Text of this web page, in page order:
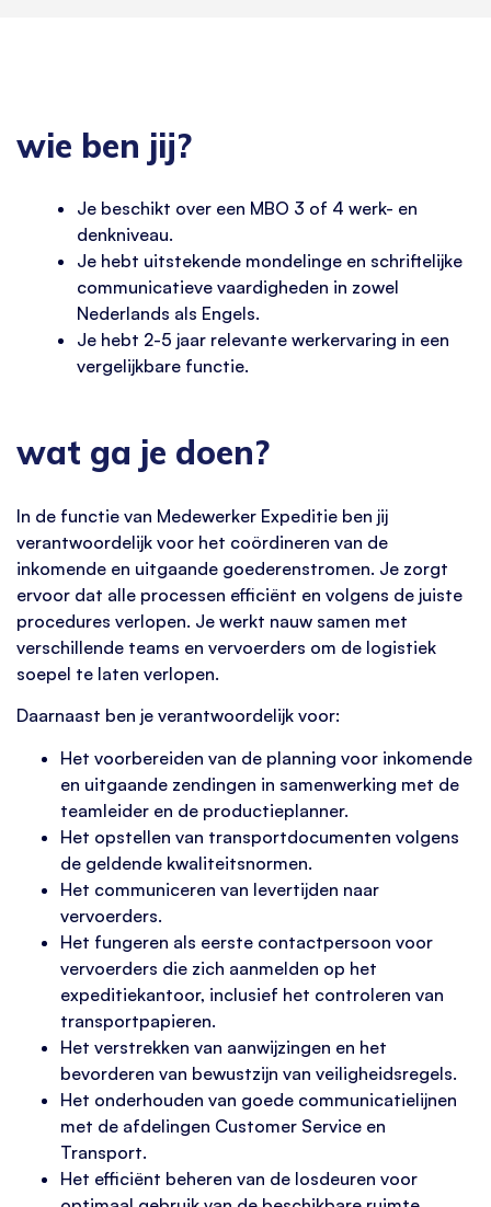
wie ben jij?
Je beschikt over een MBO 3 of 4 werk- en
denkniveau.
Je hebt uitstekende mondelinge en schriftelijke
communicatieve vaardigheden in zowel
Nederlands als Engels.
Je hebt 2-5 jaar relevante werkervaring in een
vergelijkbare functie.
wat ga je doen?
In de functie van Medewerker Expeditie ben jij
verantwoordelijk voor het coördineren van de
inkomende en uitgaande goederenstromen. Je zorgt
ervoor dat alle processen efficiënt en volgens de juiste
procedures verlopen. Je werkt nauw samen met
verschillende teams en vervoerders om de logistiek
soepel te laten verlopen.
Daarnaast ben je verantwoordelijk voor:
Het voorbereiden van de planning voor inkomende
en uitgaande zendingen in samenwerking met de
teamleider en de productieplanner.
Het opstellen van transportdocumenten volgens
de geldende kwaliteitsnormen.
Het communiceren van levertijden naar
vervoerders.
Het fungeren als eerste contactpersoon voor
vervoerders die zich aanmelden op het
expeditiekantoor, inclusief het controleren van
transportpapieren.
Het verstrekken van aanwijzingen en het
bevorderen van bewustzijn van veiligheidsregels.
Het onderhouden van goede communicatielijnen
met de afdelingen Customer Service en
Transport.
Het efficiënt beheren van de losdeuren voor